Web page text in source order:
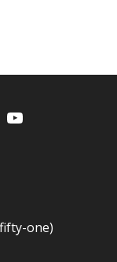
YouTube
one)